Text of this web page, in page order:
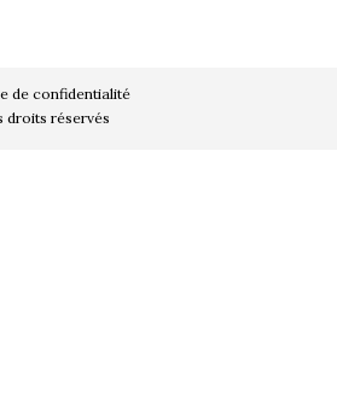
de confidentialité
droits réservés